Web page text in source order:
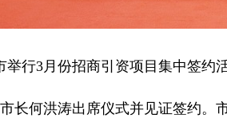
3月份招商引资项目集中签约
何洪涛出席仪式并见证签约。